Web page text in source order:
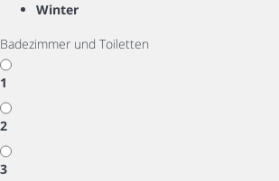
Winter
Badezimmer und Toiletten
1
2
3